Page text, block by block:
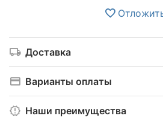
Доставка
Варианты оплаты
Наши преимущества